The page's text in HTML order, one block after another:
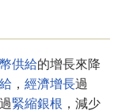
供給的增長來降
， 經濟增長過
緊縮銀根 ，減少